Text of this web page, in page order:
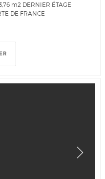
m2 DERNIER ÉTAGE
DE FRANCE